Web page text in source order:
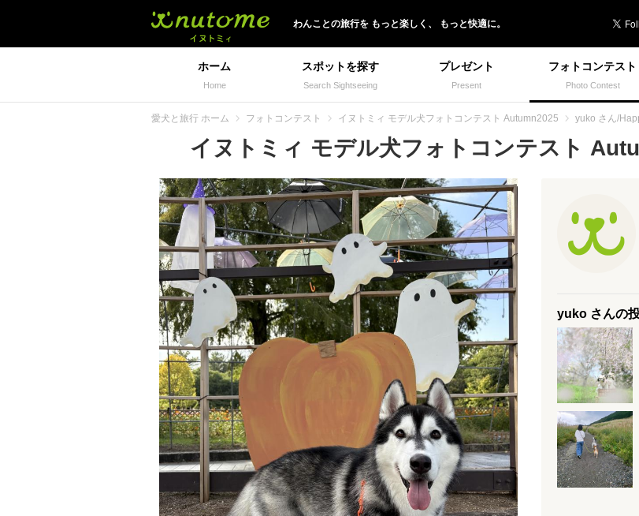
わんことの旅行を もっと楽しく、 もっと快適に。
ホーム
Home
スポットを探す
Search Sightseeing
プレゼント
Present
フォトコンテスト
Photo Contest
愛犬と旅行 ホーム フォトコンテスト イヌトミィ モデル犬フォトコンテスト Autumn2025 yuko さん/
イヌトミィ モデル犬フォトコンテスト
yuko さんの